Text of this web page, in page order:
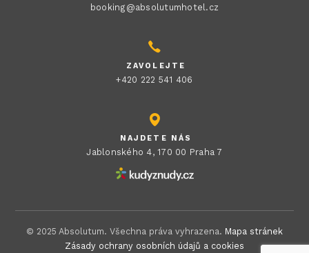
booking@absolutumhotel.cz
ZAVOLEJTE
+420 222 541 406
NAJDETE NÁS
Jablonského 4, 170 00 Praha 7
© 2025 Absolutum. Všechna práva vyhrazena. Mapa stránek
Zásady ochrany osobních údajů a cookies